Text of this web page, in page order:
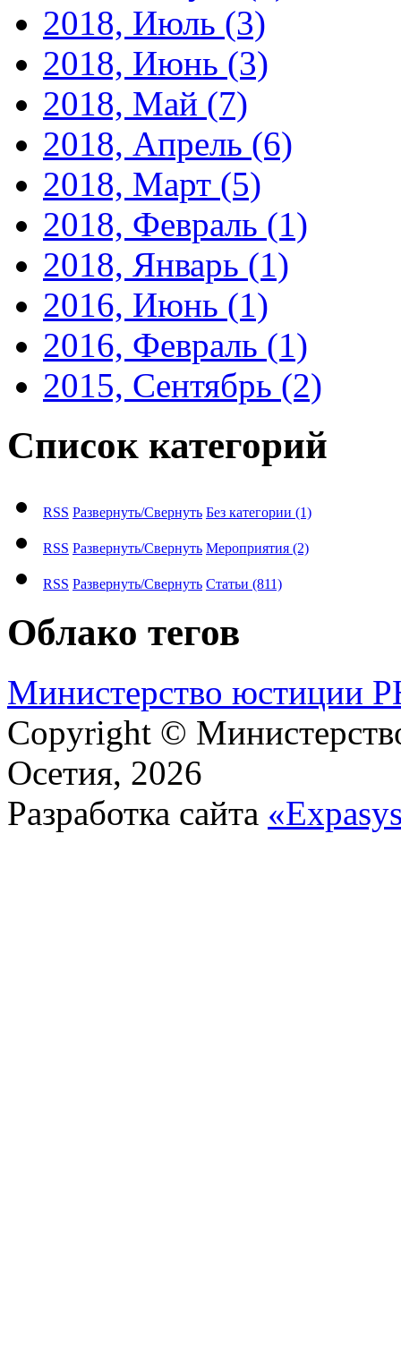
2018, Июль (3)
2018, Июнь (3)
2018, Май (7)
2018, Апрель (6)
2018, Март (5)
2018, Февраль (1)
2018, Январь (1)
2016, Июнь (1)
2016, Февраль (1)
2015, Сентябрь (2)
Список категорий
RSS Развернуть/Свернуть Без категории (1)
RSS Развернуть/Свернуть Мероприятия (2)
RSS Развернуть/Свернуть Статьи (811)
Облако тегов
М​и​н​и​с​т​е​р​с​т​в​о​ ​ю​с​т​и​ц​и​и​
Copyright ©
Осетия, 2026
Разработка сайта